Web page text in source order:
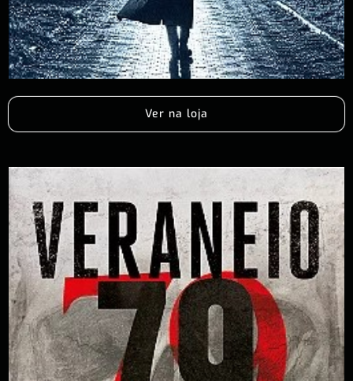
Ver na loja